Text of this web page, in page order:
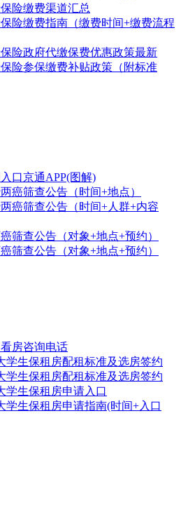
险缴费渠道汇总
险缴费指南（缴费时间+缴费流程
险政府代缴保费优惠政策最新
险参保缴费补贴政策（附标准
口京通APP(图解)
癌筛查公告（时间+地点）
癌筛查公告（时间+人群+内容
筛查公告（对象+地点+预约）
筛查公告（对象+地点+预约）
房咨询电话
学生保租房配租标准及选房签约
学生保租房配租标准及选房签约
学生保租房申请入口
学生保租房申请指南(时间+入口